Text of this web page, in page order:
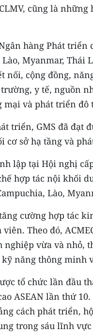
cũng là
hàng Phát
Myanmar, Thái
nối, cộng đồng,
y tế, nguồn
mại và phát triển đô
triển, GMS đã
cơ sở hạ tầng và
lập tại Hội nghị
hợp tác nội khối
Lào,
cường hợp tác
Theo đó,
nghiệp vừa và
năng thông minh
tổ chức lần đầu
ASEAN lần thứ
cách phát triển,
trong sáu lĩnh